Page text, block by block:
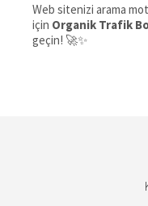
Web sitenizi arama
için Organik Trafik
geçin! 🚀✨